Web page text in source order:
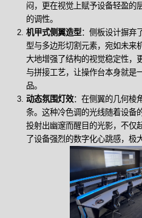
闷，更在视觉上赋予设备轻盈的
的调性。
机甲式侧翼造型：侧板设计摒弃
型与多边形切割元素，宛如未来
大地增强了结构的视觉稳定性，
与拼接工艺，让操作台本身就是
品。
动态氛围灯效：在侧翼的几何棱
条。这种冷色调的光线随着设备
投射出幽邃而醒目的光影，不仅
了设备强烈的数字化心跳感，极